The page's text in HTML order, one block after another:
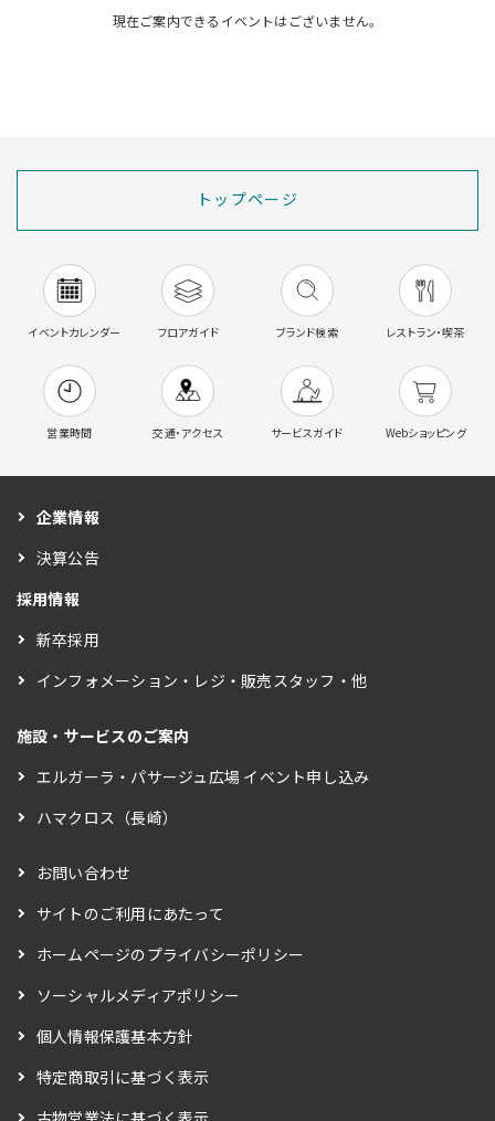
現在ご案内できるイベントはございません。
トップページ
イベントカレンダー フロアガイド ブランド検索 レストラン・喫茶
営業時間 交通・アクセス サービスガイド Webショッピング
企業情報
決算公告
採用情報
新卒採用
インフォメーション・レジ・販売スタッフ・他
施設・サービスのご案内
エルガーラ・パサージュ広場 イベント申し込み
ハマクロス（長崎）
お問い合わせ
サイトのご利用にあたって
ホームページのプライバシーポリシー
ソーシャルメディアポリシー
個人情報保護基本方針
特定商取引に基づく表示